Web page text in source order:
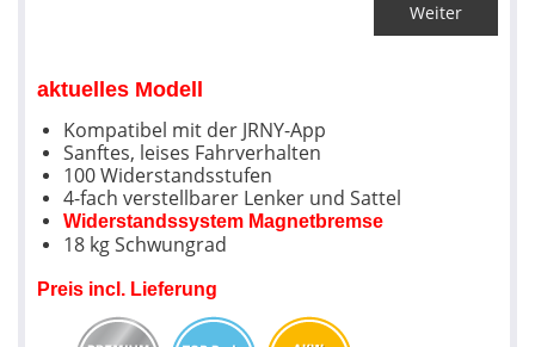
Weiter
aktuelles Modell
Kompatibel mit der JRNY-App
Sanftes, leises Fahrverhalten
100 Widerstandsstufen
4-fach verstellbarer Lenker und Sattel
Widerstandssystem Magnetbremse
18 kg Schwungrad
Preis incl. Lieferung